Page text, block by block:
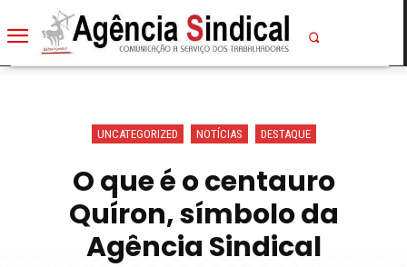
UNCATEGORIZED NOTÍCIAS DESTAQUE
O que é o centauro
Quíron, símbolo da
Agência Sindical